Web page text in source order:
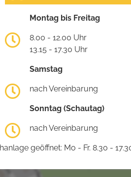
Montag bis Freitag
8.00 - 12.00 Uhr
13.15 - 17.30 Uhr
Samstag
nach Vereinbarung
Sonntag (Schautag)
nach Vereinbarung
geöffnet: Mo - Fr. 8.30 -